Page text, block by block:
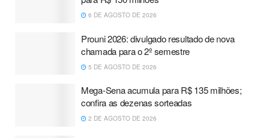
6 DE AGOSTO DE 2026
Prouni 2026: divulgado resultado de nova
chamada para o 2º semestre
5 DE AGOSTO DE 2026
Mega-Sena acumula para R$ 135 milhões;
confira as dezenas sorteadas
2 DE AGOSTO DE 2026